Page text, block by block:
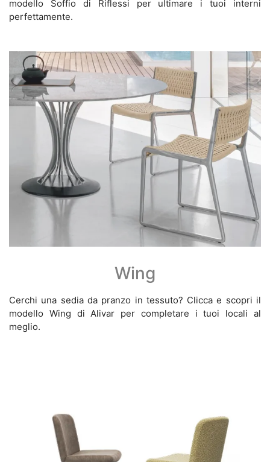
modello Soffio di Riflessi per ultimare i tuoi interni
perfettamente.
Wing
Cerchi una sedia da pranzo in tessuto? Clicca e scopri il
modello Wing di Alivar per completare i tuoi locali al
meglio.